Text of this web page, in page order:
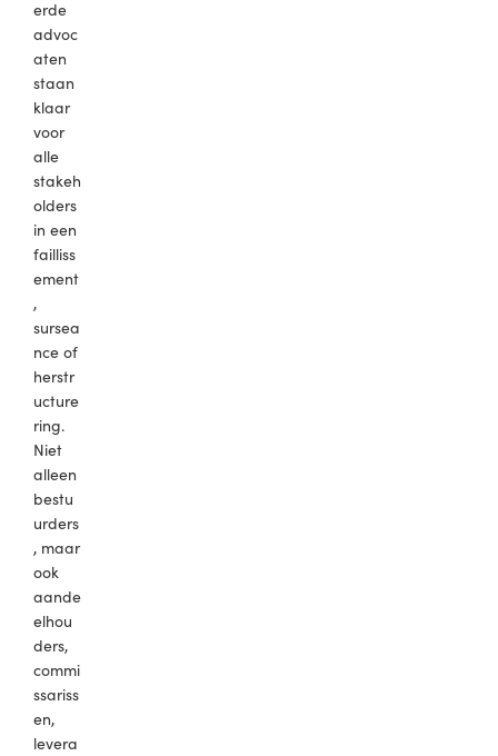
erde
advoc
aten
staan
klaar
voor
alle
stakeh
olders
in een
failliss
ement
,
sursea
nce of
herstr
ucture
ring.
Niet
alleen
bestu
urders
, maar
ook
aande
elhou
ders,
commi
ssariss
en,
levera